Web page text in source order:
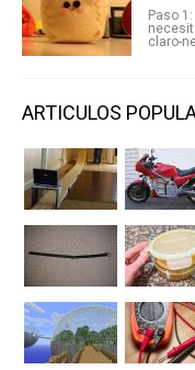
Paso
claro-
ARTICULOS